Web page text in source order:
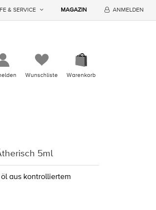
& SERVICE MAGAZIN ANMELDEN
Wunschliste Warenkorb
5ml
aus kontrolliertem